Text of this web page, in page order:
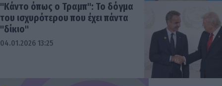
"Κάντο όπως ο Τραμπ": Το δόγμα
του ισχυρότερου που έχει πάντα
"δίκιο"
04.01.2026 13:25